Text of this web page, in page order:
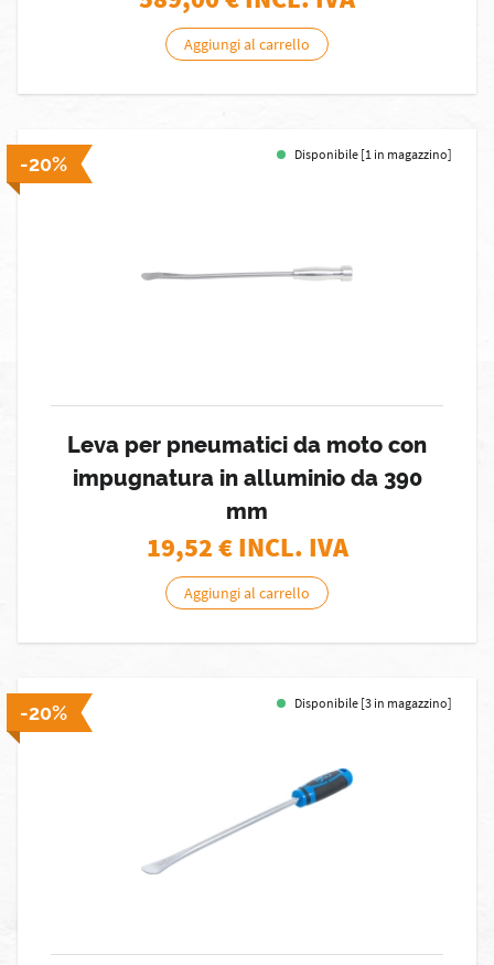
Aggiungi al carrello
-20% Disponibile [1 in magazzino]
Leva per pneumatici da moto con
impugnatura in alluminio da 390
mm
19,52€ INCL. IVA
Aggiungi al carrello
-20% Disponibile [3 in magazzino]